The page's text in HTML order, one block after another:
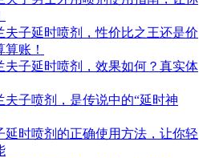
夫子延时喷剂，性价比之王还是价
账！
夫子延时喷剂，效果如何？真实体
子喷剂，是传说中的“延时神
延时喷剂的正确使用方法，让你轻